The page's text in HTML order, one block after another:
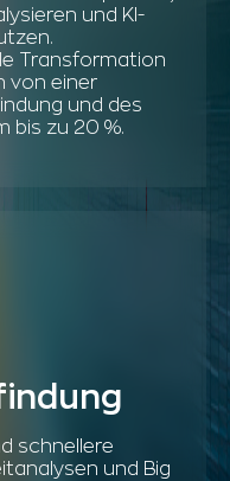
und KI-
Transformation
von einer
und des
bis zu 20 %.
schnellere
und Big